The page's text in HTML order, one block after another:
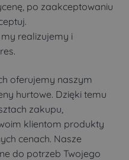
po zaakceptowaniu
realizujemy i
oferujemy naszym
hurtowe. Dzięki temu
zakupu,
klientom produkty
cenach. Nasze
do potrzeb Twojego